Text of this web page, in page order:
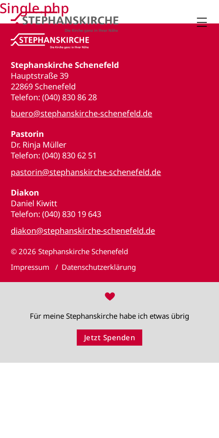

Stephanskirche Schenefeld
Hauptstraße 39
22869 Schenefeld
Telefon: (040) 830 86 28
buero@stephanskirche-schenefeld.de
Pastorin
Dr. Rinja Müller
Telefon: (040) 830 62 51
pastorin@stephanskirche-schenefeld.de
Diakon
Daniel Kiwitt
Telefon: (040) 830 19 643
diakon@stephanskirche-schenefeld.de
© 2026 Stephanskirche Schenefeld
Impressum
Datenschutzerklärung
♥
Für meine Stephanskirche habe ich etwas übrig
Jetzt Spenden